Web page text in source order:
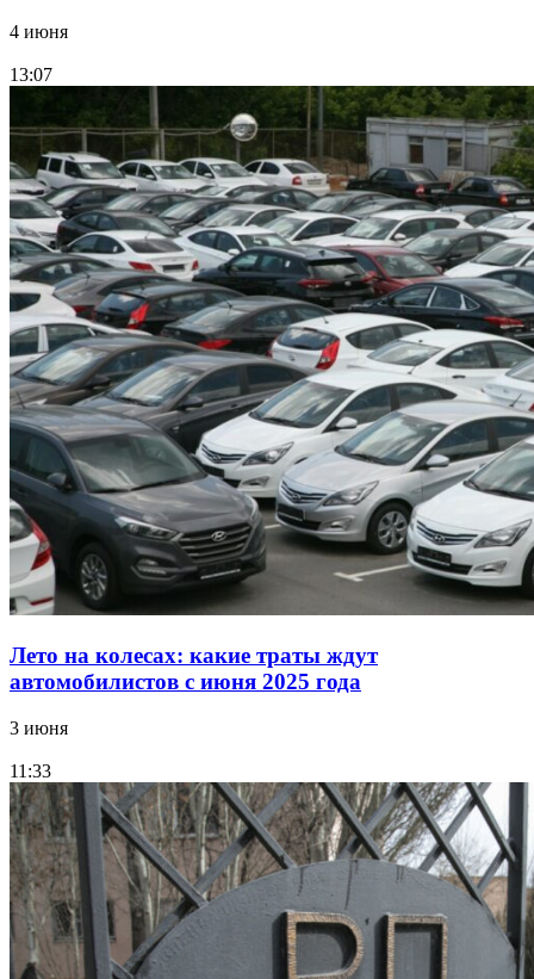
4 июня
13:07
Лето на колесах: какие траты ждут
автомобилистов с июня 2025 года
3 июня
11:33